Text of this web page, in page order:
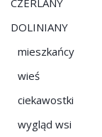
CZERLANY
DOLINIANY
mieszkańcy
wieś
ciekawostki
wygląd wsi